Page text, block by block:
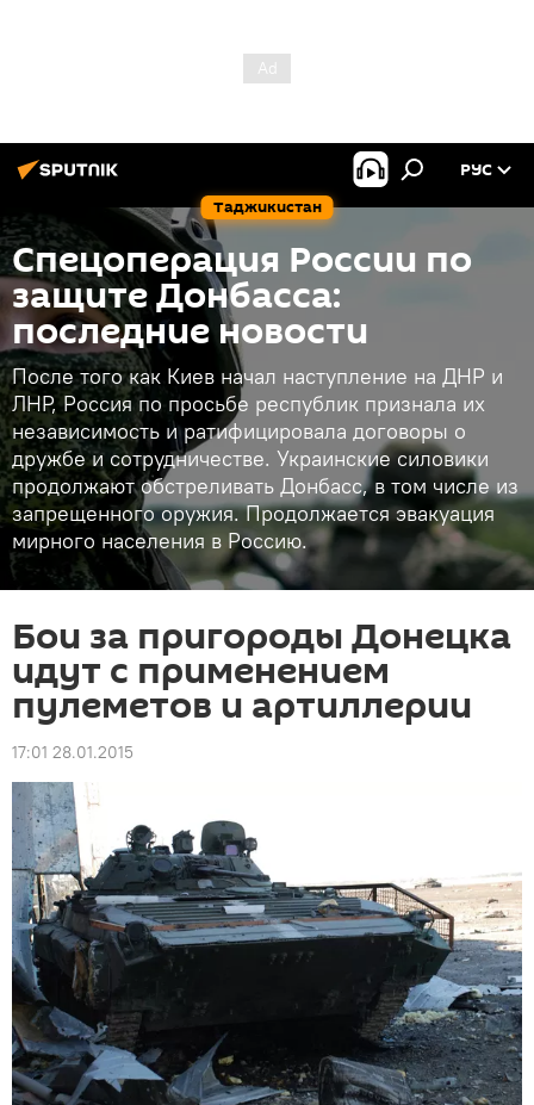
Таджикистан
РУС
Спецоперация России по
защите Донбасса:
последние новости
После того как Киев начал наступление на ДНР и
ЛНР, Россия по просьбе республик признала их
независимость и ратифицировала договоры о
дружбе и сотрудничестве. Украинские силовики
продолжают обстреливать Донбасс, в том числе из
запрещенного оружия. Продолжается эвакуация
мирного населения в Россию.
Бои за пригороды Донецка
идут с применением
пулеметов и артиллерии
17:01 28.01.2015